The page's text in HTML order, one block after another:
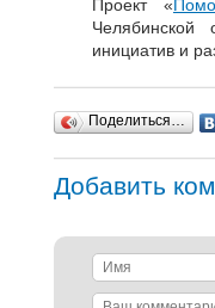
Проект «
Челябинской
инициатив и
Поделиться…
Добавить
Имя
Ваш